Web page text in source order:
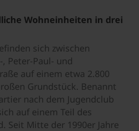
Wohneinheiten in drei
sich zwischen
, Peter-Paul- und
auf einem etwa 2.800
Grundstück. Benannt
nach dem Jugendclub
auf einem Teil des
Seit Mitte der 1990er Jahre